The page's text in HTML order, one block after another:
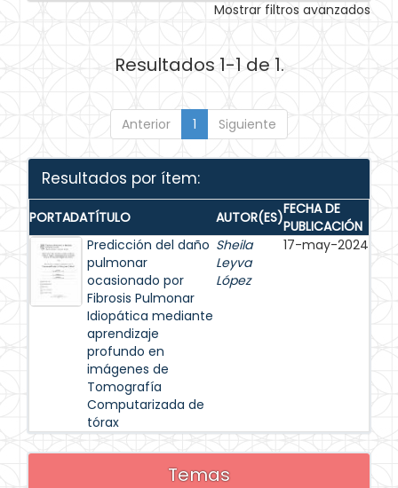
Mostrar filtros avanzados
Resultados 1-1 de 1.
Anterior 1 Siguiente
Resultados por ítem:
PORTADATÍTULO AUTOR(ES)FECHA DE
PUBLICACIÓN
Predicción del daño
pulmonar
ocasionado por
Fibrosis Pulmonar
Idiopática mediante
aprendizaje
profundo en
imágenes de
Tomografía
Computarizada de
tórax
Sheila
Leyva
López
17-may-2024
Temas